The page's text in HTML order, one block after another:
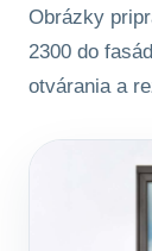
Obrázky
2300 do
otvárania a